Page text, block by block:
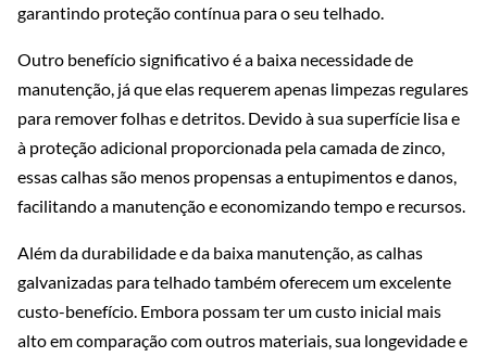
garantindo proteção contínua para o seu telhado.
Outro benefício significativo é a baixa necessidade de
manutenção, já que elas requerem apenas limpezas regulares
para remover folhas e detritos. Devido à sua superfície lisa e
à proteção adicional proporcionada pela camada de zinco,
essas calhas são menos propensas a entupimentos e danos,
facilitando a manutenção e economizando tempo e recursos.
Além da durabilidade e da baixa manutenção, as calhas
galvanizadas para telhado também oferecem um excelente
custo-benefício. Embora possam ter um custo inicial mais
alto em comparação com outros materiais, sua longevidade e